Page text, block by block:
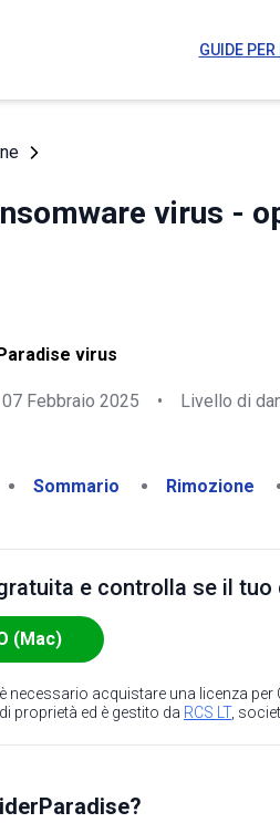
GUIDE
virus -
virus
07 Febbraio 2025 • Livello di
Sommario Rimozione
e controlla se il
(Mac)
necessario acquistare una licenza
proprietà ed è gestito da RCS LT,